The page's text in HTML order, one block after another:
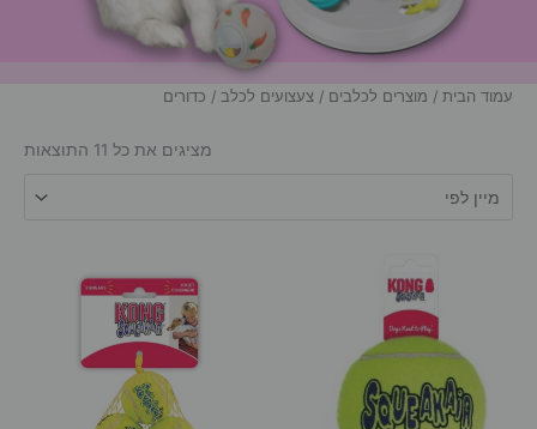
עמוד הבית / מוצרים לכלבים / צעצועים לכלב / כדורים
מציגים את כל ⁦11⁩ התוצאות